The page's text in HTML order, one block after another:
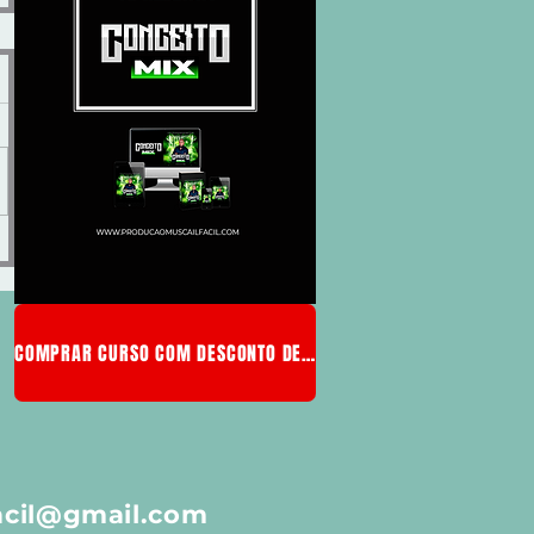
COMPRAR CURSO COM DESCONTO DE MEMBRO